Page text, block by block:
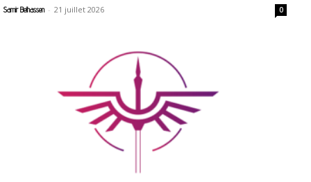
Samir Belhassen - 21 juillet 2026 0